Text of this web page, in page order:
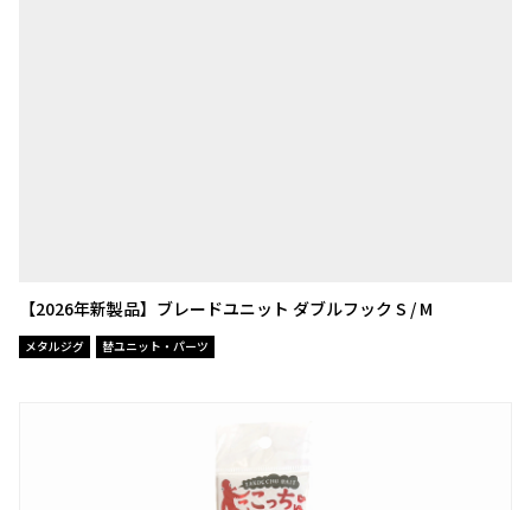
【2026年新製品】ブレードユニット ダブルフック S / M
メタルジグ 替ユニット・パーツ